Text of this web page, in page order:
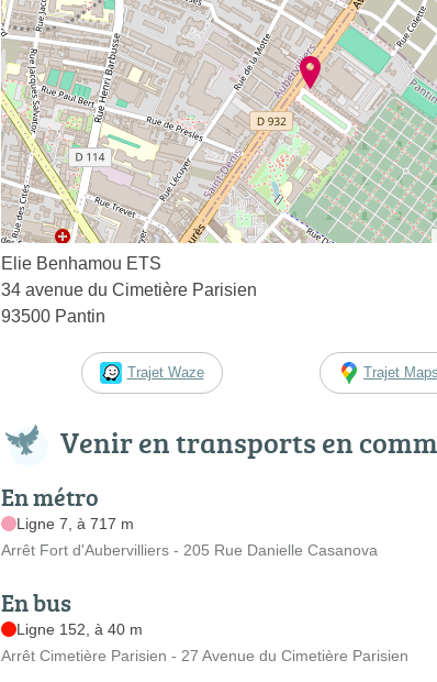
Elie Benhamou ETS
34 avenue du Cimetière Parisien
93500 Pantin
Trajet Waze Trajet Maps
Venir en transports en
En métro
Ligne 7, à 717 m
Arrêt Fort d'Aubervilliers - 205 Rue Danielle Casanova
En bus
Ligne 152, à 40 m
Arrêt Cimetière Parisien - 27 Avenue du Cimetière Parisien